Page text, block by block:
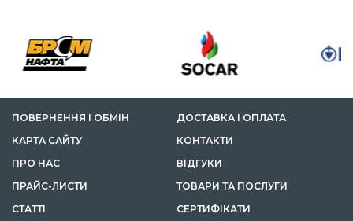
ПОВЕРНЕННЯ І ОБМІН
ДОСТАВКА І ОПЛАТА
КАРТА САЙТУ
КОНТАКТИ
ПРО НАС
ВІДГУКИ
ПРАЙС-ЛИСТИ
ТОВАРИ ТА ПОСЛУГИ
СТАТТІ
СЕРТИФІКАТИ